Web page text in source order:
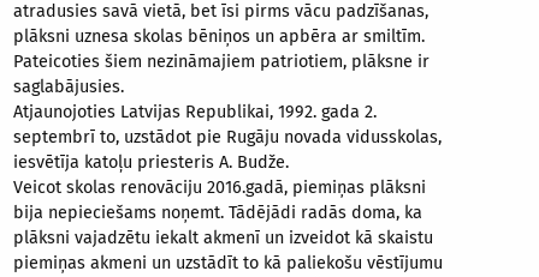
atradusies savā vietā, bet īsi pirms vācu padzīšanas,
plāksni uznesa skolas bēniņos un apbēra ar smiltīm.
Pateicoties šiem nezināmajiem patriotiem, plāksne ir
saglabājusies.
Atjaunojoties Latvijas Republikai, 1992. gada 2.
septembrī to, uzstādot pie Rugāju novada vidusskolas,
iesvētīja katoļu priesteris A. Budže.
Veicot skolas renovāciju 2016.gadā, piemiņas plāksni
bija nepieciešams noņemt. Tādējādi radās doma, ka
plāksni vajadzētu iekalt akmenī un izveidot kā skaistu
piemiņas akmeni un uzstādīt to kā paliekošu vēstījumu